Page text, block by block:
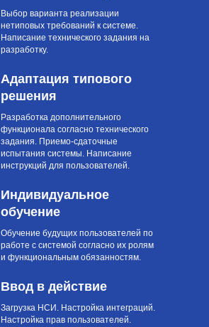
Выбор варианта реализации
нетиповых требований к системе.
Написание технического задания на
разработку.
Индивидуальное
обучение
Обучение будущих пользователей по
работе с системой согласно их ролям
и функциональным обязанностям.
Разработка дополнительного
функционала согласно технического
задания. Приемо-сдаточные
испытания системы. Написание
инструкций для пользователей.
Адаптация типового
решения
Загрузка НСИ. Настройка интеграций.
Настройка прав пользователей.
Ввод в действие